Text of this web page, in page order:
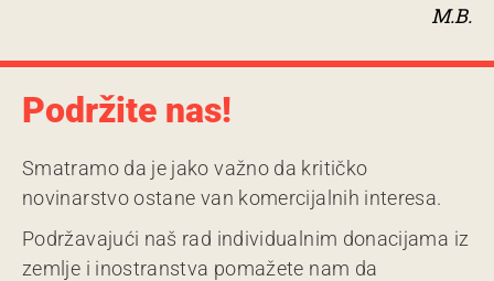
M.B.
Podržite nas!
Smatramo da je jako važno da kritičko
novinarstvo ostane van komercijalnih interesa.
Podržavajući naš rad individualnim donacijama iz
zemlje i inostranstva pomažete nam da